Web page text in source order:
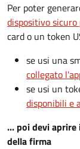
Per poter
dispositivo
card o un token
se usi una
collegato
se usi un
disponibili e
... poi devi
della firma